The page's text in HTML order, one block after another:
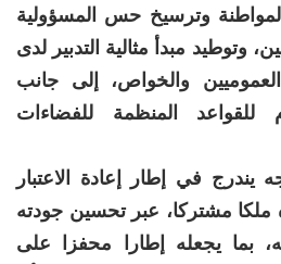
وترسيخ حس المسؤولية
وتوطيد مبدأ مثالية التدبير لدى
والخواص، إلى جانب
للقواعد المنظمة للفضاءات
يندرج في إطار إعادة الاعتبار
ملكا مشتركا، عبر تحسين جودته
بما يجعله إطارا محفزا على